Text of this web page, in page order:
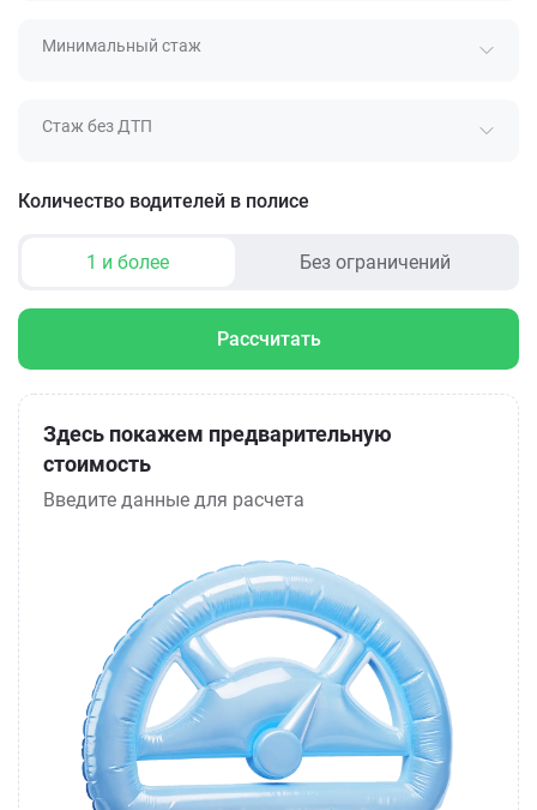
Минимальный стаж
Стаж без ДТП
Количество водителей в полисе
1 и более Без ограничений
Рассчитать
Здесь покажем предварительную
стоимость
Введите данные для расчета